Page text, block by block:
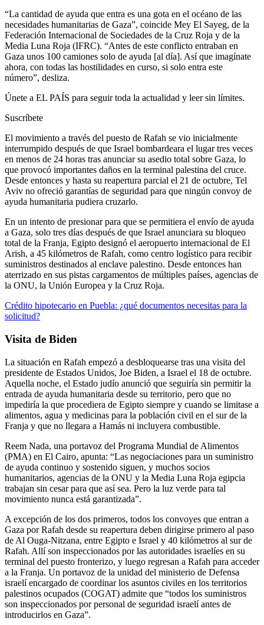
“La cantidad de ayuda que entra es una gota en el océano de las
necesidades humanitarias de Gaza”, coincide Mey El Sayeg, de la
Federación Internacional de Sociedades de la Cruz Roja y de la
Media Luna Roja (IFRC). “Antes de este conflicto entraban en
Gaza unos 100 camiones solo de ayuda [al día]. Así que imagínate
ahora, con todas las hostilidades en curso, si solo entra este
número”, desliza.
Únete a EL PAÍS para seguir toda la actualidad y leer sin límites.
Suscríbete
El movimiento a través del puesto de Rafah se vio inicialmente
interrumpido después de que Israel bombardeara el lugar tres veces
en menos de 24 horas tras anunciar su asedio total sobre Gaza, lo
que provocó importantes daños en la terminal palestina del cruce.
Desde entonces y hasta su reapertura parcial el 21 de octubre, Tel
Aviv no ofreció garantías de seguridad para que ningún convoy de
ayuda humanitaria pudiera cruzarlo.
En un intento de presionar para que se permitiera el envío de ayuda
a Gaza, solo tres días después de que Israel anunciara su bloqueo
total de la Franja, Egipto designó el aeropuerto internacional de El
Arish, a 45 kilómetros de Rafah, como centro logístico para recibir
suministros destinados al enclave palestino. Desde entonces han
aterrizado en sus pistas cargamentos de múltiples países, agencias de
la ONU, la Unión Europea y la Cruz Roja.
Crédito hipotecario en Puebla: ¿qué documentos necesitas para la
solicitud?
Visita de Biden
La situación en Rafah empezó a desbloquearse tras una visita del
presidente de Estados Unidos, Joe Biden, a Israel el 18 de octubre.
Aquella noche, el Estado judío anunció que seguiría sin permitir la
entrada de ayuda humanitaria desde su territorio, pero que no
impediría la que procediera de Egipto siempre y cuando se limitase a
alimentos, agua y medicinas para la población civil en el sur de la
Franja y que no llegara a Hamás ni incluyera combustible.
Reem Nada, una portavoz del Programa Mundial de Alimentos
(PMA) en El Cairo, apunta: “Las negociaciones para un suministro
de ayuda continuo y sostenido siguen, y muchos socios
humanitarios, agencias de la ONU y la Media Luna Roja egipcia
trabajan sin cesar para que así sea. Pero la luz verde para tal
movimiento nunca está garantizada”.
A excepción de los dos primeros, todos los convoyes que entran a
Gaza por Rafah desde su reapertura deben dirigirse primero al paso
de Al Ouga-Nitzana, entre Egipto e Israel y 40 kilómetros al sur de
Rafah. Allí son inspeccionados por las autoridades israelíes en su
terminal del puesto fronterizo, y luego regresan a Rafah para acceder
a la Franja. Un portavoz de la unidad del ministerio de Defensa
israelí encargado de coordinar los asuntos civiles en los territorios
palestinos ocupados (COGAT) admite que “todos los suministros
son inspeccionados por personal de seguridad israelí antes de
introducirlos en Gaza”.